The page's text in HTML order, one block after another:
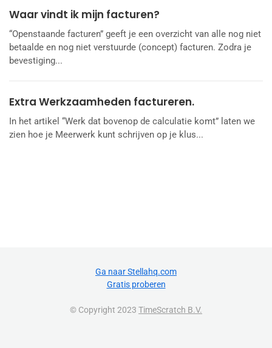
Waar vindt ik mijn facturen?
“Openstaande facturen” geeft je een overzicht van alle nog niet
betaalde en nog niet verstuurde (concept) facturen. Zodra je
bevestiging...
Extra Werkzaamheden factureren.
In het artikel “Werk dat bovenop de calculatie komt” laten we
zien hoe je Meerwerk kunt schrijven op je klus...
Ga naar Stellahq.com
Gratis proberen
© Copyright 2023 TimeScratch B.V.